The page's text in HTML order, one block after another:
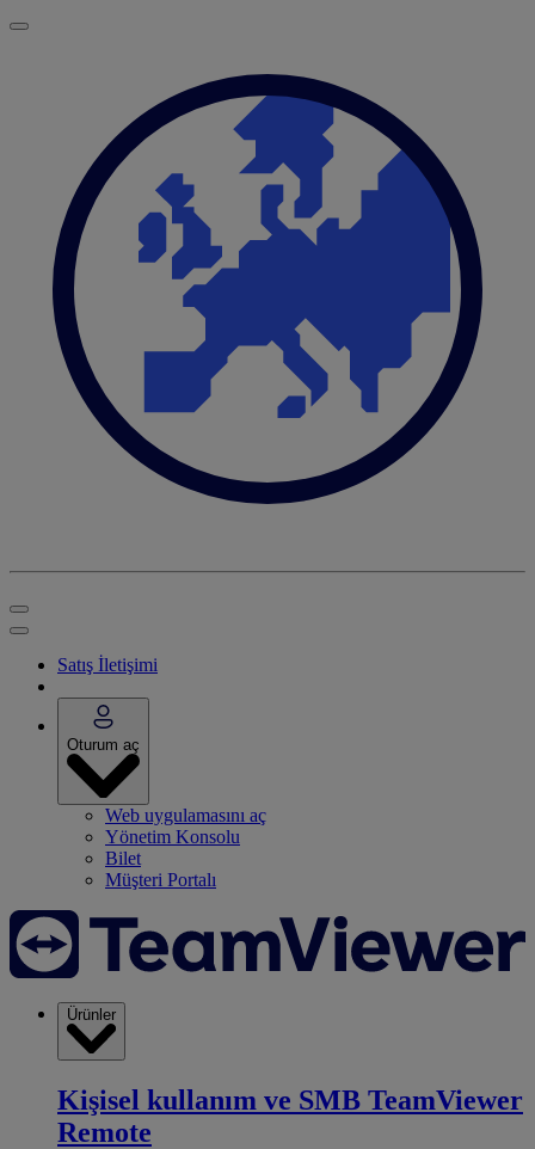
Satış İletişimi
Oturum aç
Web uygulamasını aç
Yönetim Konsolu
Bilet
Müşteri Portalı
Ürünler
Kişisel kullanım ve SMB TeamViewer
Remote